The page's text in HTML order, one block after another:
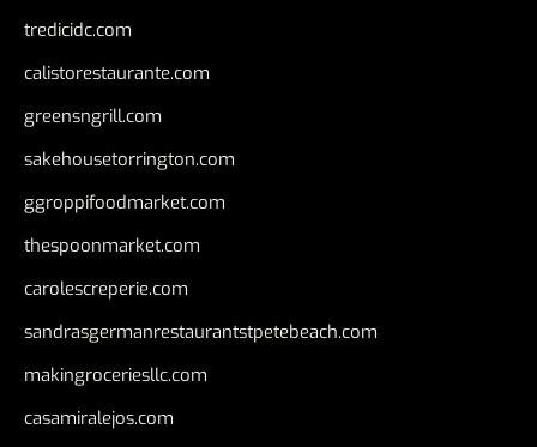
tredicidc.com
calistorestaurante.com
greensngrill.com
sakehousetorrington.com
ggroppifoodmarket.com
thespoonmarket.com
carolescreperie.com
sandrasgermanrestaurantstpetebeach.com
makingroceriesllc.com
casamiralejos.com